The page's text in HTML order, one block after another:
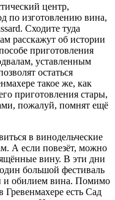
центр,
по изготовлению вина,
Сходите туда
расскажут об истории
приготовления
уставленным
остаться
такое же, как
приготовления стары,
пожалуй, помнят ещё
в винодельческие
А если повезёт, можно
вину. В эти дни
большой фестиваль
и обилием вина. Помимо
Гревенмахере есть Сад